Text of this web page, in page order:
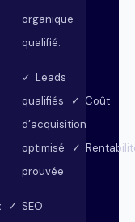
✓ SEO
organique
qualifié.
✓ Leads
qualifiés ✓ Coût
d’acquisition
optimisé ✓
prouvée